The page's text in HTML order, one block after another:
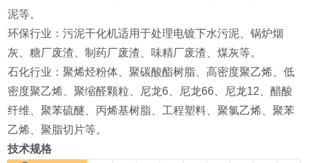
泥等‌。
‌环保行业‌：污泥干化机适用于处理电镀下水污泥、锅炉烟
灰、糖厂废渣、制药厂废渣、味精厂废渣、煤灰等‌。
‌石化行业‌：聚烯烃粉体、聚碳酸酯树脂、高密度聚乙烯、低
密度聚乙烯、聚缩醛颗粒、尼龙6、尼龙66、尼龙12、醋酸
纤维、聚苯硫醚、丙烯基树脂、工程塑料、聚氯乙烯、聚苯
乙烯、聚脂切片等‌。
技术规格